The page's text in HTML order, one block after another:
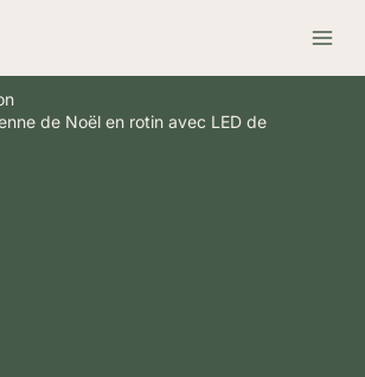
de Noël en rotin avec LED de